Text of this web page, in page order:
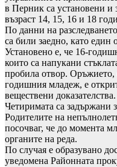
в Перник са установени
възраст 14, 15, 16 и 18
По данни на
са били заедно, като един
Установено е, че 16-
които са напукани
пробила отвор. Оръжието,
годишния младеж, е
веществени доказателства.
Четиримата са задържани
Родителите на
посочваг, че до момента
органите на реда.
По случая е образувано
уведомена Районната